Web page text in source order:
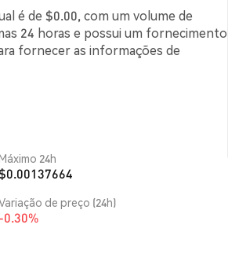
é de $0.00, com um volume de
24 horas e possui um fornecimento
fornecer as informações de
24h
de preço (24h)
-0.30%